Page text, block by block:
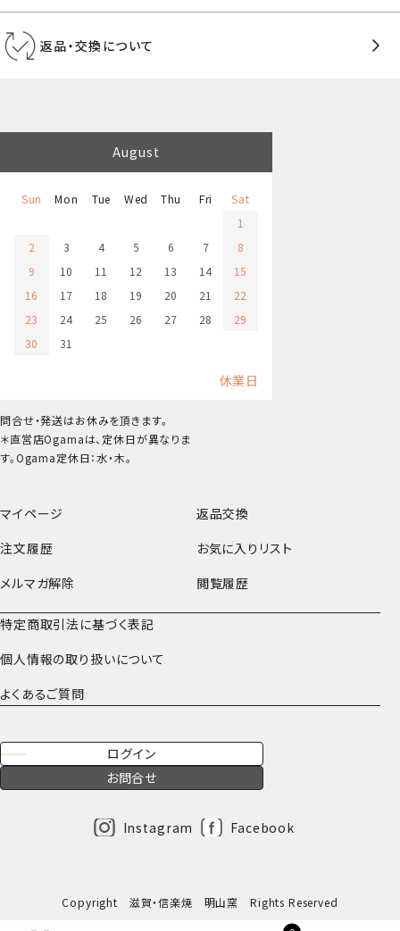
返品・交換について
マイページ
返品交換
注文履歴
お気に入りリスト
メルマガ解除
閲覧履歴
特定商取引法に基づく表記
個人情報の取り扱いについて
よくあるご質問
ログイン
お問合せ
Instagram Facebook
August
Sun Mon Tue Wed Thu Fri
Sat
1
2
3 4 5 6 7
8
9
10 11 12 13 14
15
16
17 18 19 20 21
22
23
24 25 26 27 28
29
30
31
休業日
問合せ・発送はお休みを頂きます。
＊直営店Ogamaは、定休日が異なりま
す。Ogama定休日：水・木。
Copyright 滋賀・信楽焼 明山窯 Rights Reserved